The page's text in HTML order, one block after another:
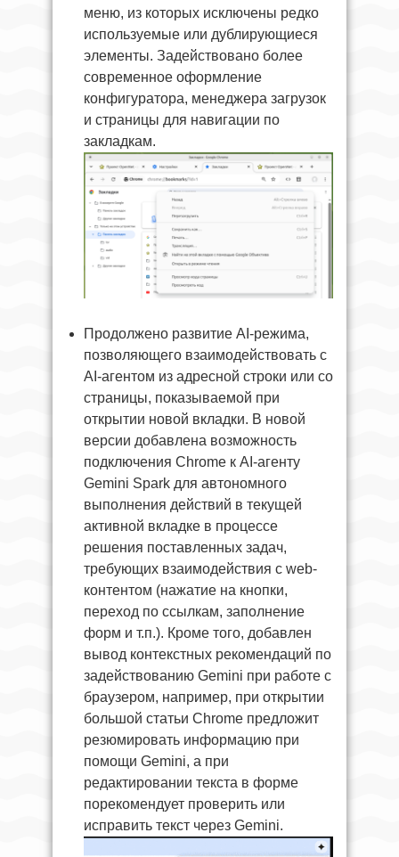
меню, из которых исключены редко
используемые или дублирующиеся
элементы. Задействовано более
современное оформление
конфигуратора, менеджера загрузок
и страницы для навигации по
закладкам.
Продолжено развитие AI-режима,
позволяющего взаимодействовать с
AI-агентом из адресной строки или со
страницы, показываемой при
открытии новой вкладки. В новой
версии добавлена возможность
подключения Chrome к AI-агенту
Gemini Spark для автономного
выполнения действий в текущей
активной вкладке в процессе
решения поставленных задач,
требующих взаимодействия с web-
контентом (нажатие на кнопки,
переход по ссылкам, заполнение
форм и т.п.). Кроме того, добавлен
вывод контекстных рекомендаций по
задействованию Gemini при работе с
браузером, например, при открытии
большой статьи Chrome предложит
резюмировать информацию при
помощи Gemini, а при
редактировании текста в форме
порекомендует проверить или
исправить текст через Gemini.